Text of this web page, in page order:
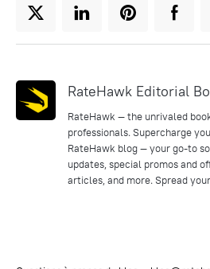
RateHawk Editorial
RateHawk — the unrivaled
professionals. Supercharge
RateHawk blog — your go-to
updates, special promos and
articles, and more. Spread